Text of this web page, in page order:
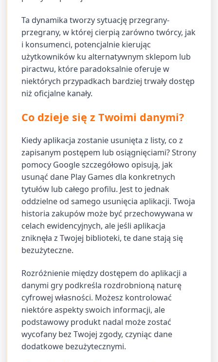
Ta dynamika tworzy sytuację przegrany-
przegrany, w której cierpią zarówno twórcy, jak
i konsumenci, potencjalnie kierując
użytkowników ku alternatywnym sklepom lub
piractwu, które paradoksalnie oferuje w
niektórych przypadkach bardziej trwały dostęp
niż oficjalne kanały.
Co dzieje się z Twoimi danymi?
Kiedy aplikacja zostanie usunięta z listy, co z
zapisanym postępem lub osiągnięciami? Strony
pomocy Google szczegółowo opisują, jak
usunąć dane Play Games dla konkretnych
tytułów lub całego profilu. Jest to jednak
oddzielne od samego usunięcia aplikacji. Twoja
historia zakupów może być przechowywana w
celach ewidencyjnych, ale jeśli aplikacja
zniknęła z Twojej biblioteki, te dane stają się
bezużyteczne.
Rozróżnienie między dostępem do aplikacji a
danymi gry podkreśla rozdrobnioną naturę
cyfrowej własności. Możesz kontrolować
niektóre aspekty swoich informacji, ale
podstawowy produkt nadal może zostać
wycofany bez Twojej zgody, czyniąc dane
dodatkowe bezużytecznymi.